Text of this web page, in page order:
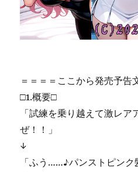
＝＝＝＝ここから発売予告
□1.概要□
「試練を乗り越えて激レア
ぜ！！」
↓
「ふう……♪パンストピン